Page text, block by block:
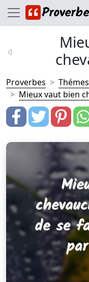
Proverbes Thémes
Mieux vaut bien